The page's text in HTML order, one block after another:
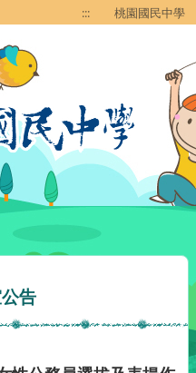
::: 桃園國民中學
告